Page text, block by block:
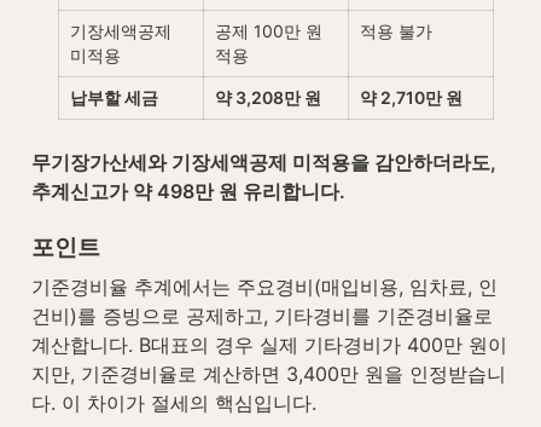
기장세액공제
미적용
공제 100만 원
적용
적용 불가
납부할 세금 약 3,208만 원 약 2,710만 원
무기장가산세와 기장세액공제 미적용을 감안하더라도,
추계신고가 약 498만 원 유리합니다.
포인트
기준경비율 추계에서는 주요경비(매입비용, 임차료, 인
건비)를 증빙으로 공제하고, 기타경비를 기준경비율로
계산합니다. B대표의 경우 실제 기타경비가 400만 원이
지만, 기준경비율로 계산하면 3,400만 원을 인정받습니
다. 이 차이가 절세의 핵심입니다.